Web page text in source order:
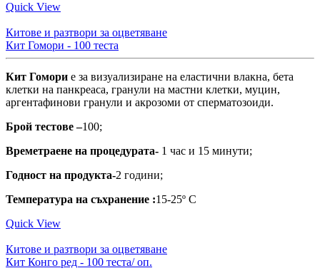
Quick View
Китове и разтвори за оцветяване
Кит Гомори - 100 теста
Кит Гомори е за визуализиране на еластични влакна, бета
клетки на панкреаса, гранули на мастни клетки, муцин,
аргентафинови гранули и акрозоми от сперматозоиди.
Брой тестове –100;
Времетраене на процедурата- 1 час и 15 минути;
Годност на продукта-2 години;
Температура на съхранение :15-25º С
Quick View
Китове и разтвори за оцветяване
Кит Конго ред - 100 теста/ оп.